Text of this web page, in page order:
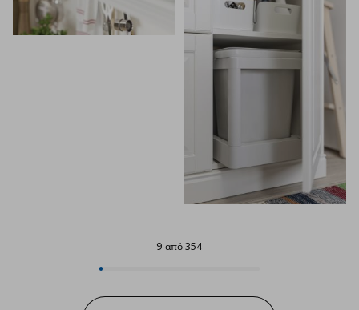
9 από 354
Progress: